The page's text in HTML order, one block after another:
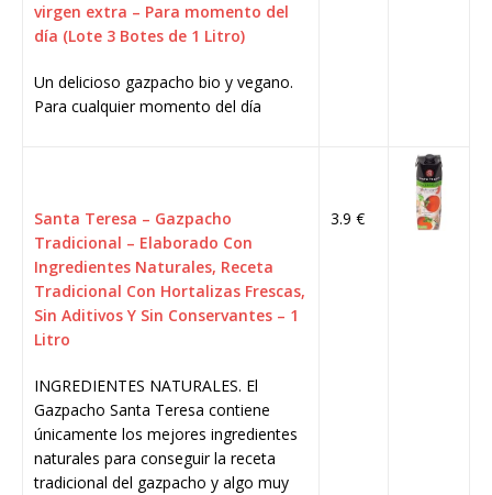
virgen extra – Para momento del
día (Lote 3 Botes de 1 Litro)
Un delicioso gazpacho bio y vegano.
Para cualquier momento del día
Santa Teresa – Gazpacho
Tradicional – Elaborado Con
Ingredientes Naturales, Receta
Tradicional Con Hortalizas Frescas,
Sin Aditivos Y Sin Conservantes – 1
Litro
INGREDIENTES NATURALES. El
Gazpacho Santa Teresa contiene
únicamente los mejores ingredientes
naturales para conseguir la receta
tradicional del gazpacho y algo muy
3.9 €